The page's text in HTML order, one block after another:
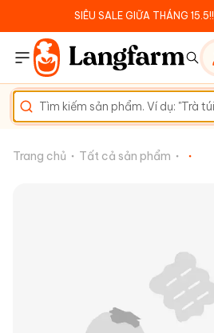
SIÊU SALE GIỮA THÁNG 15.5!!
Trang chủ Tất cả sản phẩm